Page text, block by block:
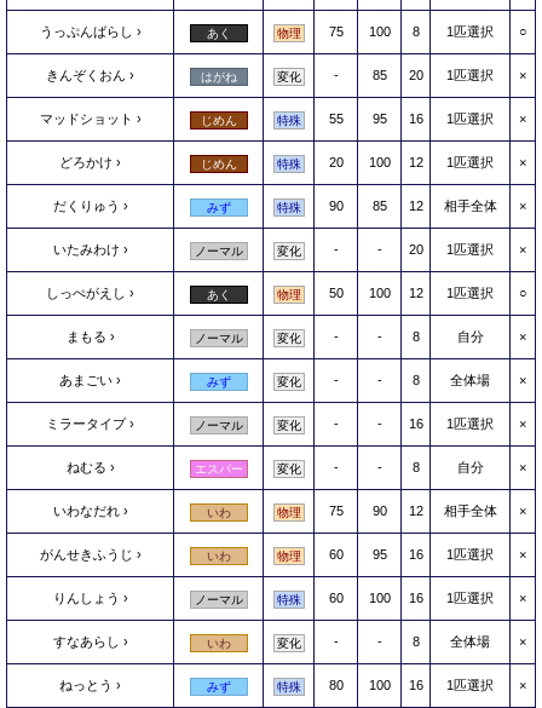
うっぷんばらし あく 物理 75 100 8 1匹選択 ○
きんぞくおん はがね 変化 - 85 20 1匹選択 ×
マッドショット じめん 特殊 55 95 16 1匹選択 ×
どろかけ じめん 特殊 20 100 12 1匹選択 ×
だくりゅう みず 特殊 90 85 12 相手全体 ×
いたみわけ ノーマル 変化 - - 20 1匹選択 ×
しっぺがえし あく 物理 50 100 12 1匹選択 ○
まもる ノーマル 変化 - - 8 自分 ×
あまごい みず 変化 - - 8 全体場 ×
ミラータイプ ノーマル 変化 - - 16 1匹選択 ×
ねむる エスパー 変化 - - 8 自分 ×
いわなだれ いわ 物理 75 90 12 相手全体 ×
がんせきふうじ いわ 物理 60 95 16 1匹選択 ×
りんしょう ノーマル 特殊 60 100 16 1匹選択 ×
すなあらし いわ 変化 - - 8 全体場 ×
ねっとう みず 特殊 80 100 16 1匹選択 ×